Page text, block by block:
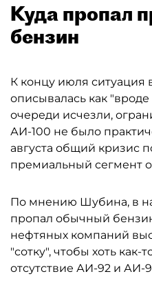
Куда пропал
бензин
К концу июля ситуация
описывалась как
очереди исчезли,
АИ-100 не было
августа общий кризис
премиальный сегмент
По мнению Шубина, в
пропал обычный
нефтяных компаний
"сотку", чтобы хоть как-
отсутствие АИ-92 и АИ-